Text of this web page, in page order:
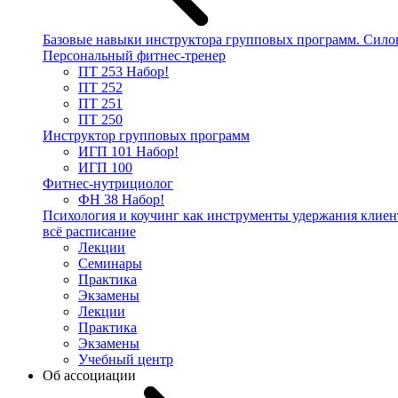
Базовые навыки инструктора групповых программ.
Персональный фитнес-тренер
ПТ 253 Набор!
ПТ 252
ПТ 251
ПТ 250
Инструктор групповых программ
ИГП 101 Набор!
ИГП 100
Фитнес-нутрициолог
ФН 38 Набор!
Психология и коучинг как инструменты удержания
всё расписание
Лекции
Семинары
Практика
Экзамены
Лекции
Практика
Экзамены
Учебный центр
Об ассоциации